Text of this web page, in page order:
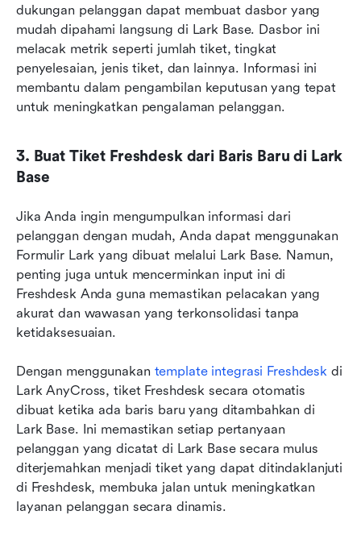
dukungan pelanggan dapat membuat dasbor yang
mudah dipahami langsung di Lark Base. Dasbor ini
melacak metrik seperti jumlah tiket, tingkat
penyelesaian, jenis tiket, dan lainnya. Informasi ini
membantu dalam pengambilan keputusan yang tepat
untuk meningkatkan pengalaman pelanggan.
3. Buat Tiket Freshdesk dari Baris Baru di Lark
Base
Jika Anda ingin mengumpulkan informasi dari
pelanggan dengan mudah, Anda dapat menggunakan
Formulir Lark yang dibuat melalui Lark Base. Namun,
penting juga untuk mencerminkan input ini di
Freshdesk Anda guna memastikan pelacakan yang
akurat dan wawasan yang terkonsolidasi tanpa
ketidaksesuaian.
Dengan menggunakan template integrasi Freshdesk di
Lark AnyCross, tiket Freshdesk secara otomatis
dibuat ketika ada baris baru yang ditambahkan di
Lark Base. Ini memastikan setiap pertanyaan
pelanggan yang dicatat di Lark Base secara mulus
diterjemahkan menjadi tiket yang dapat ditindaklanjuti
di Freshdesk, membuka jalan untuk meningkatkan
layanan pelanggan secara dinamis.